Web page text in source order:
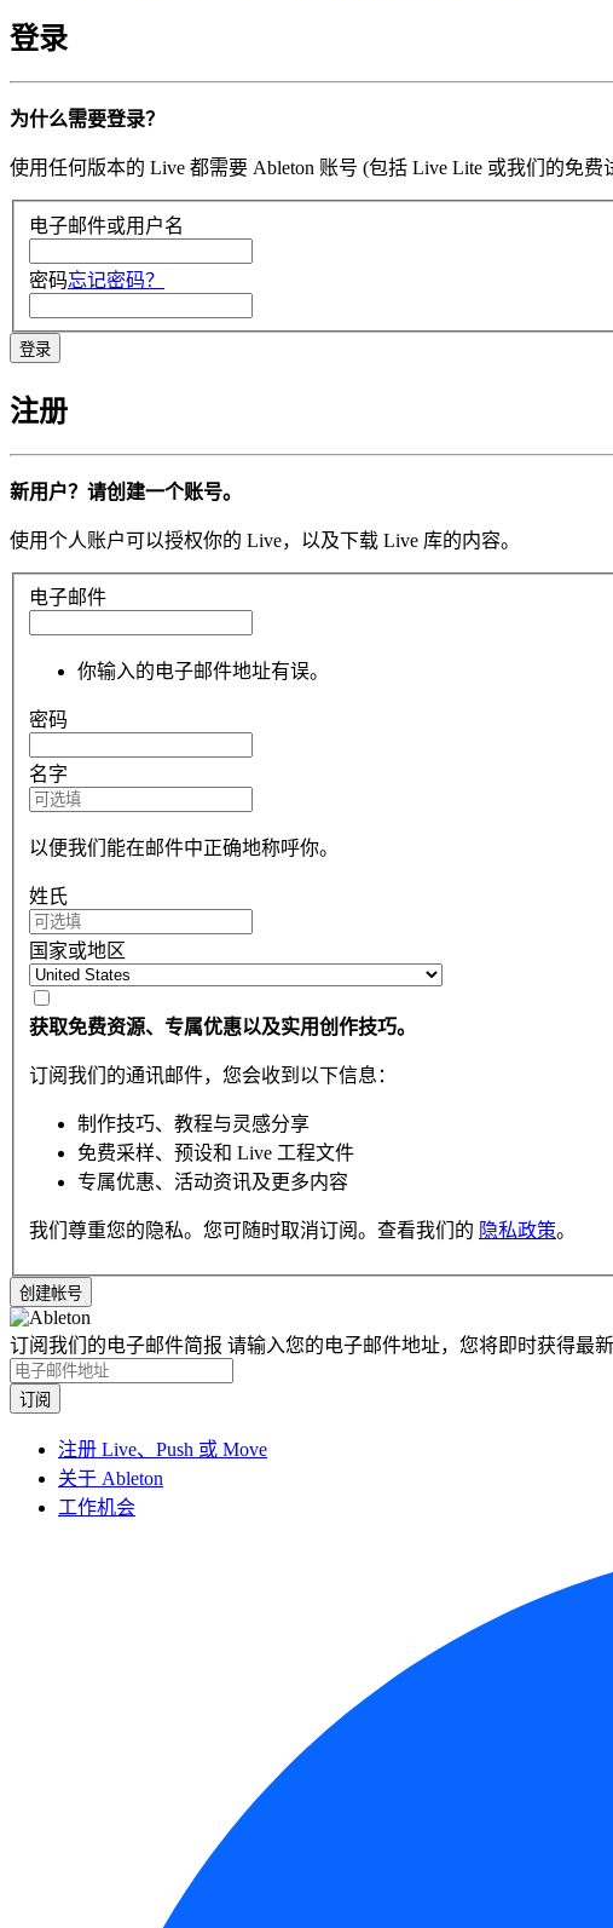
登录
为什么需要登录？
使用任何版本的 Live 都需要 Ableton 账号 (包括 Live Lite 或我们的免
电子邮件或用户名
密码忘记密码？
注册
新用户？请创建一个账号。
使用个人账户可以授权你的 Live，以及下载 Live 库的内容。
电子邮件
你输入的电子邮件地址有误。
密码
名字
以便我们能在邮件中正确地称呼你。
姓氏
国家或地区
获取免费资源、专属优惠以及实用创作技巧。
订阅我们的通讯邮件，您会收到以下信息：
制作技巧、教程与灵感分享
免费采样、预设和 Live 工程文件
专属优惠、活动资讯及更多内容
我们尊重您的隐私。您可随时取消订阅。查看我们的 隐私政策。
订阅我们的电子邮件简报 请输入您的电子邮件地址，您将即时获得最
注册 Live、Push 或 Move
关于 Ableton
工作机会